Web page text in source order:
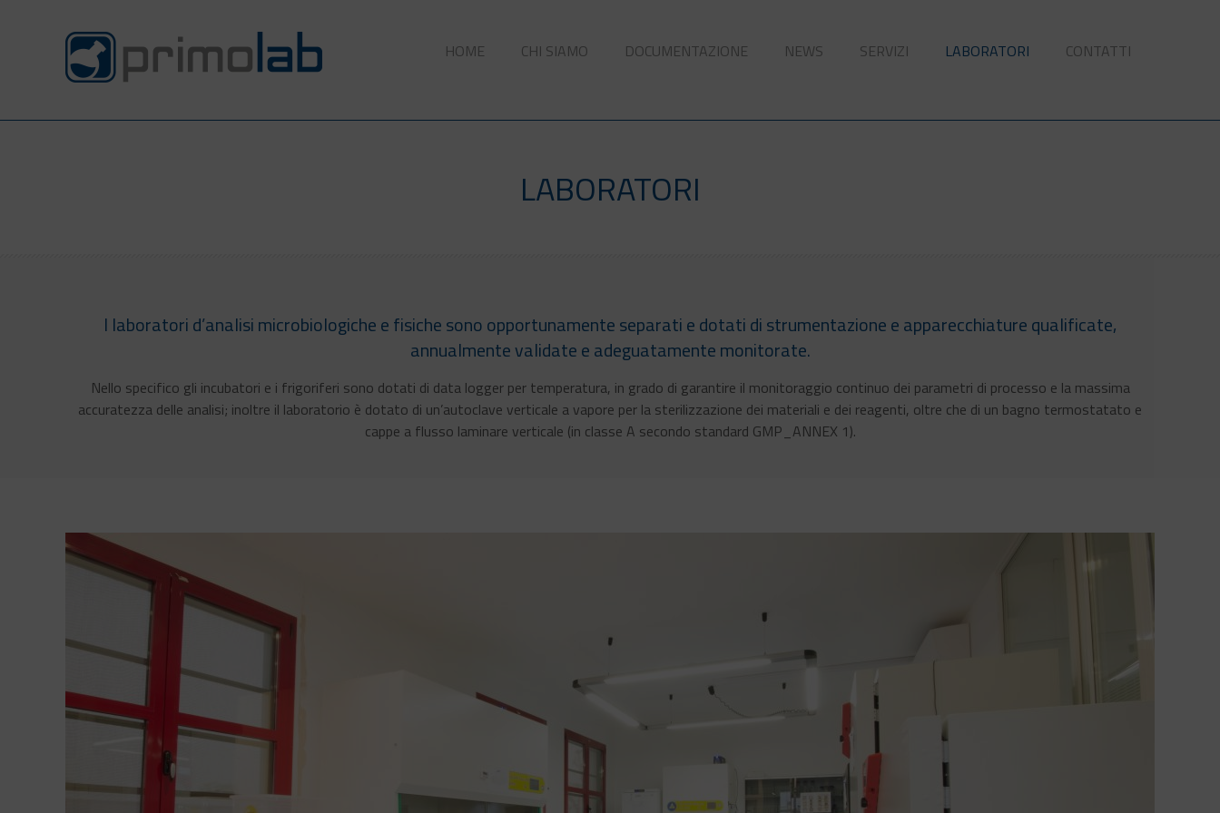
HOME CHI SIAMO DOCUMENTAZIONE NEWS SERVIZI LABORATORI CONTATTI
LABORATORI
I laboratori d’analisi microbiologiche e fisiche sono opportunamente separati e dotati di strumentazione e apparecchiature qualificate,
annualmente validate e adeguatamente monitorate.
Nello specifico gli incubatori e i frigoriferi sono dotati di data logger per temperatura, in grado di garantire il monitoraggio continuo dei parametri di processo e la massima
accuratezza delle analisi; inoltre il laboratorio è dotato di un’autoclave verticale a vapore per la sterilizzazione dei materiali e dei reagenti, oltre che di un bagno termostatato e
cappe a flusso laminare verticale (in classe A secondo standard GMP_ANNEX 1).